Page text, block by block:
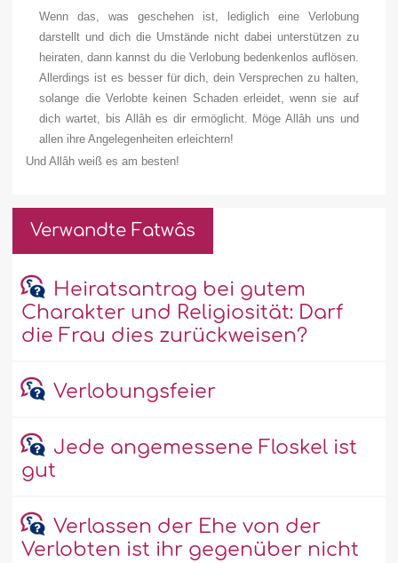
Wenn das, was geschehen ist, lediglich eine Verlobung
darstellt und dich die Umstände nicht dabei unterstützen zu
heiraten, dann kannst du die Verlobung bedenkenlos auflösen.
Allerdings ist es besser für dich, dein Versprechen zu halten,
solange die Verlobte keinen Schaden erleidet, wenn sie auf
dich wartet, bis Allâh es dir ermöglicht. Möge Allâh uns und
allen ihre Angelegenheiten erleichtern!
Und Allâh weiß es am besten!
Verwandte Fatwâs
Heiratsantrag bei gutem
Charakter und Religiosität: Darf
die Frau dies zurückweisen?
Verlobungsfeier
Jede angemessene Floskel ist
gut
Verlassen der Ehe von der
Verlobten ist ihr gegenüber nicht